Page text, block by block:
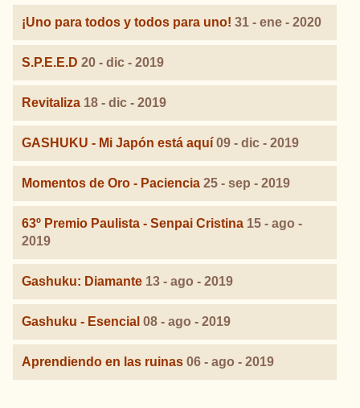
¡Uno para todos y todos para uno! 31 - ene - 2020
S.P.E.E.D 20 - dic - 2019
Revitaliza 18 - dic - 2019
GASHUKU - Mi Japón está aquí 09 - dic - 2019
Momentos de Oro - Paciencia 25 - sep - 2019
63º Premio Paulista - Senpai Cristina 15 - ago -
2019
Gashuku: Diamante 13 - ago - 2019
Gashuku - Esencial 08 - ago - 2019
Aprendiendo en las ruinas 06 - ago - 2019